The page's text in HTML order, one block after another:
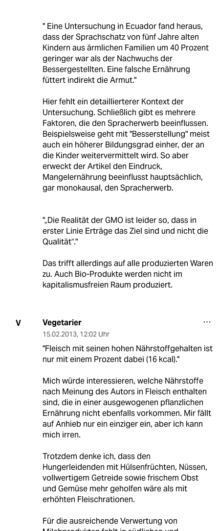
" Eine Untersuchung in Ecuador fand heraus,
dass der Sprachschatz von fünf Jahre alten
Kindern aus ärmlichen Familien um 40 Prozent
geringer war als der Nachwuchs der
Bessergestellten. Eine falsche Ernährung
füttert indirekt die Armut."
Hier fehlt ein detaillierterer Kontext der
Untersuchung. Schließlich gibt es mehrere
Faktoren, die den Spracherwerb beeinflussen.
Beispielsweise geht mit "Besserstellung" meist
auch ein höherer Bildungsgrad einher, der an
die Kinder weitervermittelt wird. So aber
erweckt der Artikel den Eindruck,
Mangelernährung beeinflusst hauptsächlich,
gar monokausal, den Spracherwerb.
"„Die Realität der GMO ist leider so, dass in
erster Linie Erträge das Ziel sind und nicht die
Qualität“."
Das trifft allerdings auf alle produzierten Waren
zu. Auch Bio-Produkte werden nicht im
kapitalismusfreien Raum produziert.
V Vegetarier
15.02.2013, 12:02 Uhr
"Fleisch mit seinen hohen Nährstoffgehalten ist
nur mit einem Prozent dabei (16 kcal)."
Mich würde interessieren, welche Nährstoffe
nach Meinung des Autors in Fleisch enthalten
sind, die in einer ausgewogenen pflanzlichen
Ernährung nicht ebenfalls vorkommen. Mir fällt
auf Anhieb nur ein einziger ein, aber ich kann
mich irren.
Trotzdem denke ich, dass den
Hungerleidenden mit Hülsenfrüchten, Nüssen,
vollwertigem Getreide sowie frischem Obst
und Gemüse mehr geholfen wäre als mit
erhöhten Fleischrationen.
Für die ausreichende Verwertung von